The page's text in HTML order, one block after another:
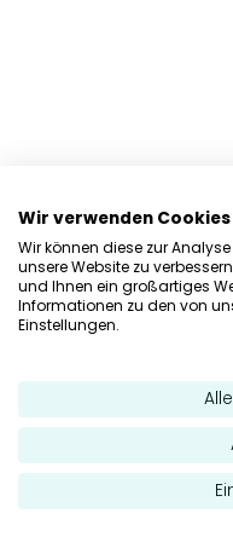
Wir verwenden Cookies
Wir können diese zur
unsere Website zu
und Ihnen ein großartiges
Informationen zu den von
Einstellungen.